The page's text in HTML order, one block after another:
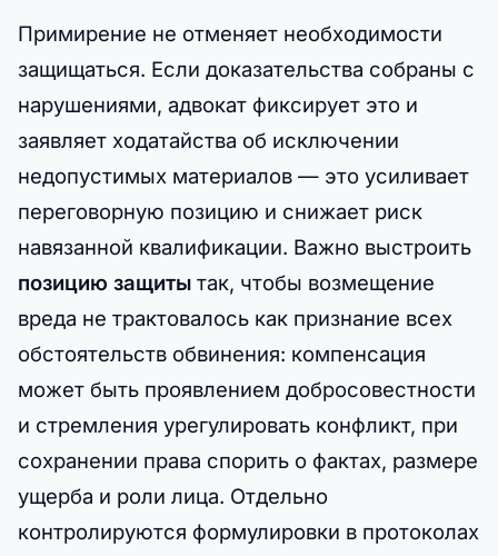
Примирение не отменяет необходимости
защищаться. Если доказательства собраны с
нарушениями, адвокат фиксирует это и
заявляет ходатайства об исключении
недопустимых материалов — это усиливает
переговорную позицию и снижает риск
навязанной квалификации. Важно выстроить
позицию защиты так, чтобы возмещение
вреда не трактовалось как признание всех
обстоятельств обвинения: компенсация
может быть проявлением добросовестности
и стремления урегулировать конфликт, при
сохранении права спорить о фактах, размере
ущерба и роли лица. Отдельно
контролируются формулировки в протоколах